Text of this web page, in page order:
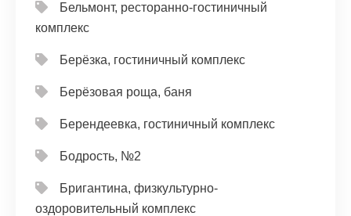
Бельмонт, ресторанно-гостиничный
комплекс
Берёзка, гостиничный комплекс
Берёзовая роща, баня
Берендеевка, гостиничный комплекс
Бодрость, №2
Бригантина, физкультурно-
оздоровительный комплекс